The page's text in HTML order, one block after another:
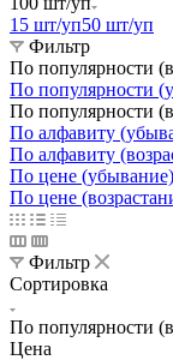
15 шт/уп50 шт/уп
Фильтр
По популярности
По популярности
По популярности
По алфавиту
По алфавиту
По цене (убывание)
По цене
Фильтр
Сортировка
По популярности
Цена